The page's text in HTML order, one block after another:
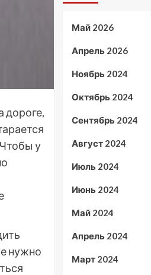
дороге,
у
нужно
Май 2026
Апрель 2026
Ноябрь 2024
Октябрь 2024
Сентябрь 2024
Август 2024
Июль 2024
Июнь 2024
Май 2024
Апрель 2024
Март 2024